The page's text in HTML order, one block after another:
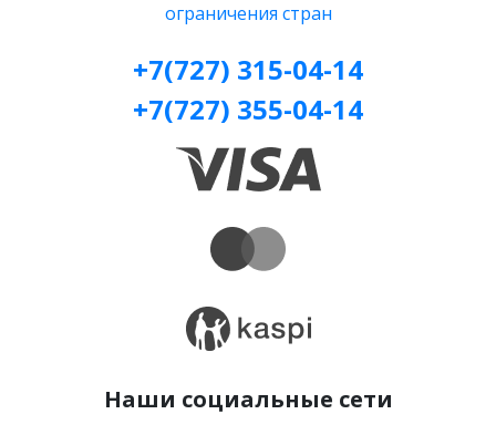
ограничения стран
+7(727) 315-04-14
+7(727) 355-04-14
Наши социальные сети